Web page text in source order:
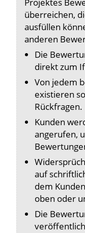
Projektes
überreichen,
ausfüllen
anderen
Die
direkt zum
Von jedem
existieren
Rückfragen.
Kunden
angerufen,
auf
dem
oben oder
Die